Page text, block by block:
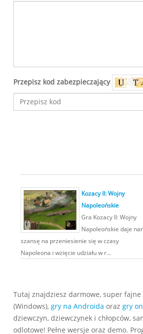
Przepisz kod zabezpieczający
Kozacy II: Wojny
Napoleońskie
Gra Kozacy II: Wojny
Napoleońskie daje
szansę na przeniesienie się w czasy
Napoleona i wzięcie udziału w r...
Tutaj znajdziesz darmowe, super fajne
(Windows), gry na Androida oraz gry
dziewczyn, dziewczynek i chłopców,
odlotowe! Pełne wersje oraz demo.